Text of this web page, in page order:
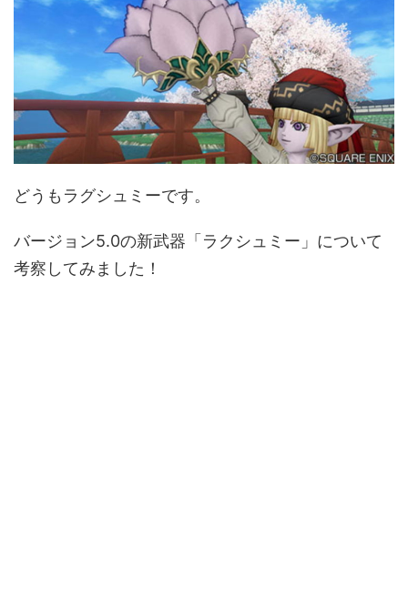
どうもラグシュミーです。
バージョン5.0の新武器「ラクシュミー」について
考察してみました！